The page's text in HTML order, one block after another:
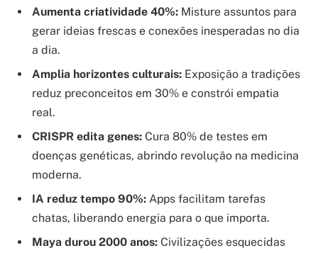
Aumenta criatividade 40%: Misture assuntos para
gerar ideias frescas e conexões inesperadas no dia
a dia.
Amplia horizontes culturais: Exposição a tradições
reduz preconceitos em 30% e constrói empatia
real.
CRISPR edita genes: Cura 80% de testes em
doenças genéticas, abrindo revolução na medicina
moderna.
IA reduz tempo 90%: Apps facilitam tarefas
chatas, liberando energia para o que importa.
Maya durou 2000 anos: Civilizações esquecidas